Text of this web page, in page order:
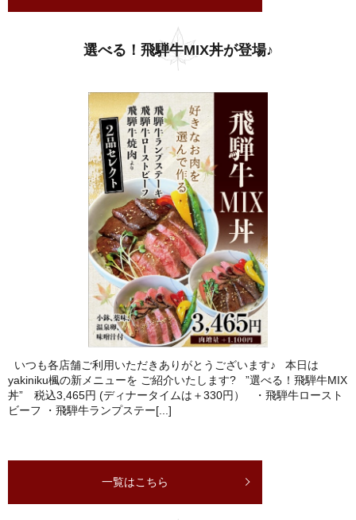
選べる！飛騨牛MIX丼が登場♪
いつも各店舗ご利用いただきありがとうございます♪ 本日は
yakiniku楓の新メニューを ご紹介いたします? ”選べる！飛騨牛MIX
丼” 税込3,465円 (ディナータイムは＋330円） ・飛騨牛ロースト
ビーフ ・飛騨牛ランプステー[...]
一覧はこちら